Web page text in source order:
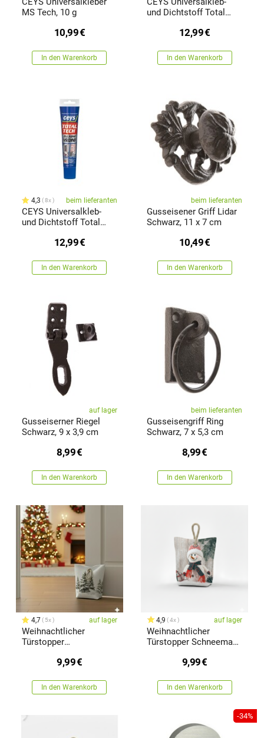
MS Tech, 10 g
10,99€
In den Warenkorb
und Dichtstoff Total
12,99€
In den Warenkorb
4,3 8x beim lieferanten
CEYS Universalkleb-
und Dichtstoff Total
transparentní
12,99€
In den Warenkorb
beim lieferanten
Gusseisener Griff Lidar
Schwarz, 11 x 7 cm
10,49€
In den Warenkorb
auf lager
Gusseiserner Riegel
Schwarz, 9 x 3,9 cm
8,99€
In den Warenkorb
beim lieferanten
Gusseisengriff Ring
Schwarz, 7 x 5,3 cm
8,99€
In den Warenkorb
4,7 5x auf lager
Weihnachtlicher
Türstopper
9,99€
In den Warenkorb
4,9 4x auf lager
Weihnachtlicher
Türstopper Schneemann
9,99€
In den Warenkorb
-34%